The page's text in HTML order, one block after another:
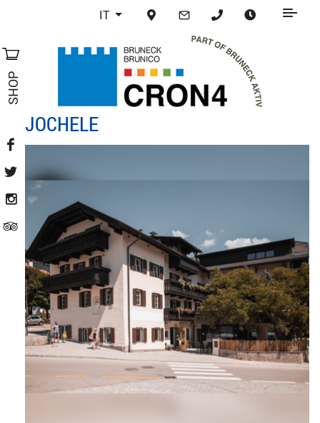
IT
SHOP
JOCHELE